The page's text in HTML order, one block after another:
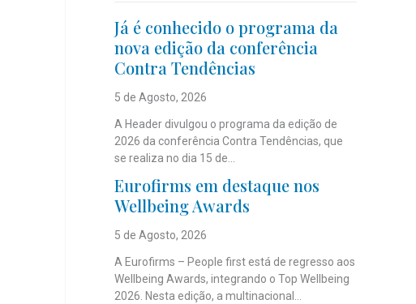
Já é conhecido o programa da
nova edição da conferência
Contra Tendências
5 de Agosto, 2026
A Header divulgou o programa da edição de
2026 da conferência Contra Tendências, que
se realiza no dia 15 de...
Eurofirms em destaque nos
Wellbeing Awards
5 de Agosto, 2026
A Eurofirms – People first está de regresso aos
Wellbeing Awards, integrando o Top Wellbeing
2026. Nesta edição, a multinacional...